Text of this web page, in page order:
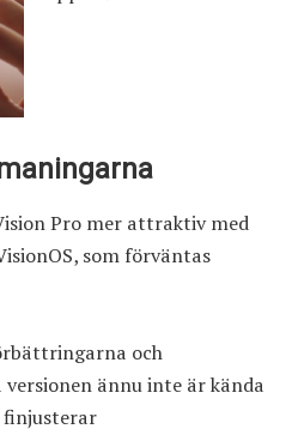
Pro mer attraktiv med
som förväntas
och
ännu inte är kända
finjusterar